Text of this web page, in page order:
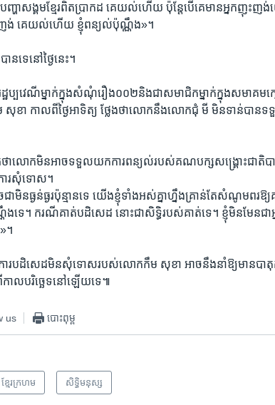
ា​សង្គម​ខ្មែរ​ពិត​ប្រាកដ​ គេ​យល់​ហើយ ​ប៉ុន្តែ​បើ​គេ​មាន​អ្នក​ញុះញង់​
ះញង់​ គេ​យល់​ហើយ ​ខ្ញុំ​ពន្យល់​ប៉ុណ្ណឹង»។
ទេ​នៅ​ថ្ងៃ​នេះ។
ប្បវេណីម្នាក់​ក្នុង​សំណុំ​រឿង​០០២​និង​ជា​សមាជិក​ម្នាក់​ក្នុង​សមាគម​ក្ស
ខា ​កាលពី​ថ្ងៃ​អាទិត្យ ​ថ្លែង​ថា​លោក​នឹង​លោក​ជុំ​ មី ​មិន​ទាន់​បាន​ទទួ
លោក​មិន​អាច​ទទួល​យក​ការ​ពន្យល់​របស់​គណបក្ស​សង្គ្រោះ​ជាតិ​បា
ការ​សុំ​ទោស។​
មិន​ធ្ងន់ធ្ងរ​ប៉ុន្មាន​ទេ យើង​ខ្ញុំ​ទាំងអស់​គ្នា​ហ្នឹង​គ្រាន់​តែ​សំណូម​ពរ​
េ។ ករណី​គាត់​បដិសេដ ​នោះ​ជា​សិទ្ធិ​របស់​គាត់​ទេ។ ​ខ្ញុំ​មិន​មែន​ជា​
។
ារ​បដិសេដ​មិន​សុំ​ទោស​របស់​លោក​កឹម សុខា ​អាចនឹង​នាំ​ឱ្យ​មាន​បាតុ​កម្
កាល​បរិច្ឆេទនៅ​ឡើយ​ទេ៕
us បោះពុម្ព
ខ្មែរ​ក្រហម សិទ្ធិ​មនុស្ស